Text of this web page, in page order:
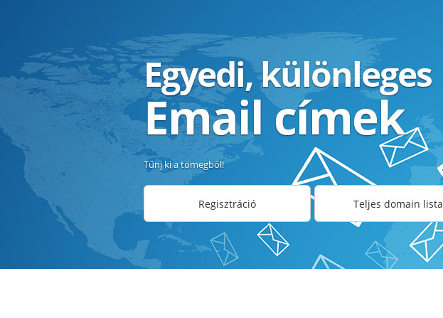
Egyedi, különleges
Email címek
Tűnj ki a tömegből!
Regisztráció Teljes domain lista